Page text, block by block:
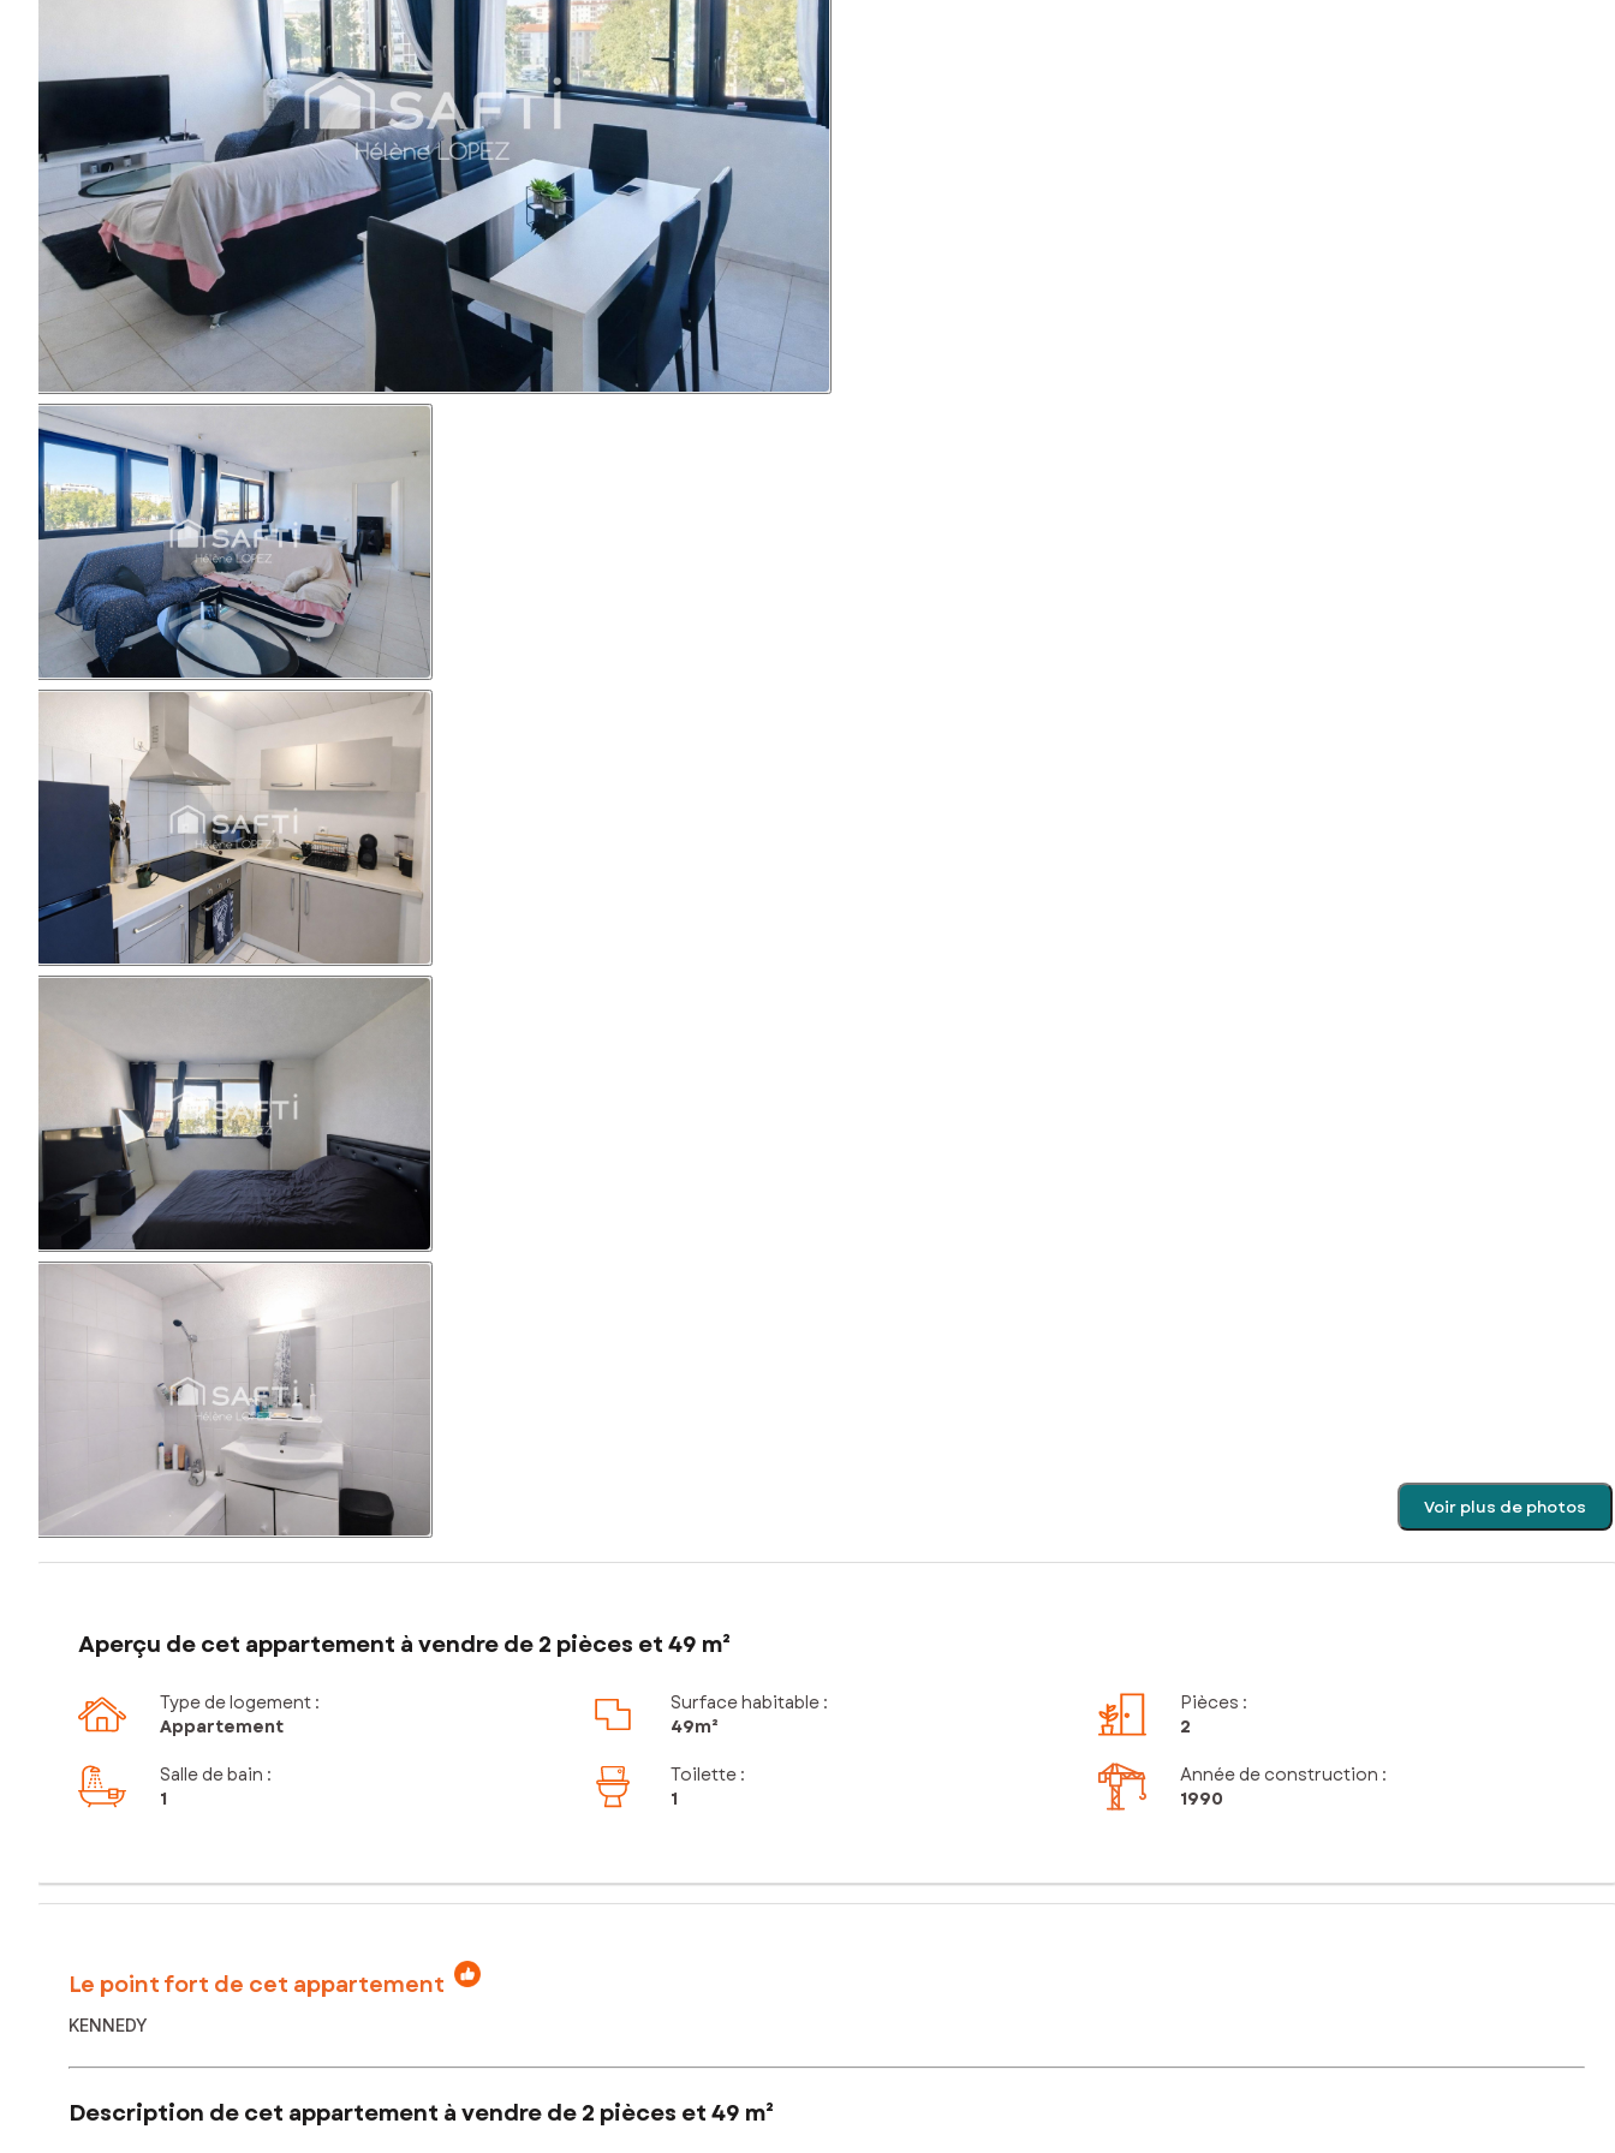
Voir plus de photos
Aperçu de cet appartement à vendre de 2 pièces et 49 m²
Type de logement :
Appartement
Surface habitable :
49m²
Pièces :
2
Salle de bain :
1
Toilette:
1
Année de construction :
1990
Le point fort de cet appartement
KENNEDY
Description de cet appartement à vendre de 2 pièces et 49 m²